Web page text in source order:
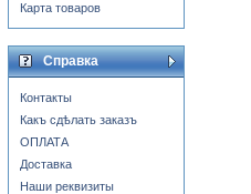
Карта товаров
Справка
Контакты
Какъ сдѣлать заказъ
ОПЛАТА
Доставка
Наши реквизиты